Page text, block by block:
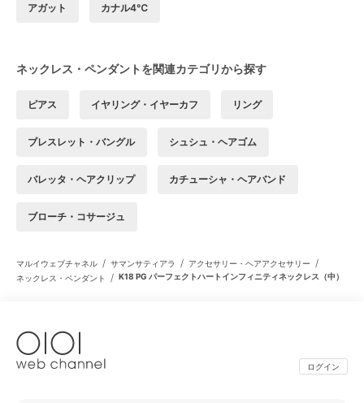
アガット カナル4℃
ネックレス・ペンダントを関連カテゴリから探す
ピアス イヤリング・イヤーカフ リング
ブレスレット・バングル シュシュ・ヘアゴム
バレッタ・ヘアクリップ カチューシャ・ヘアバンド
ブローチ・コサージュ
マルイウェブチャネル / サマンサティアラ / アクセサリー・ヘアアクセサリー /
ネックレス・ペンダント / K18 PG パーフェクトハートインフィニティネックレス（中）
ログイン